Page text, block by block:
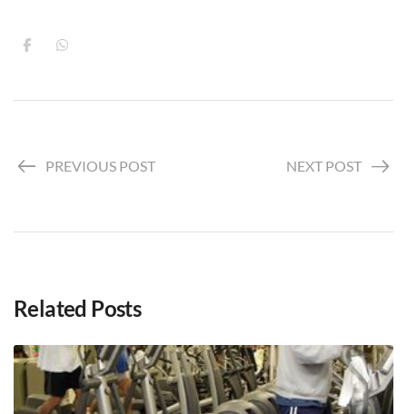
PREVIOUS POST NEXT POST
Related Posts